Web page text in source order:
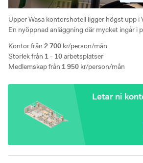
Kontor från 2 700 kr/person/mån
Storlek från 1 - 10arbetsplatser
Medlemskap från 1 950 kr/person/mån
Upper Wasa kontorshotell ligger högst upp i
En nyöppnad anläggning där mycket ingår i
Letar ni